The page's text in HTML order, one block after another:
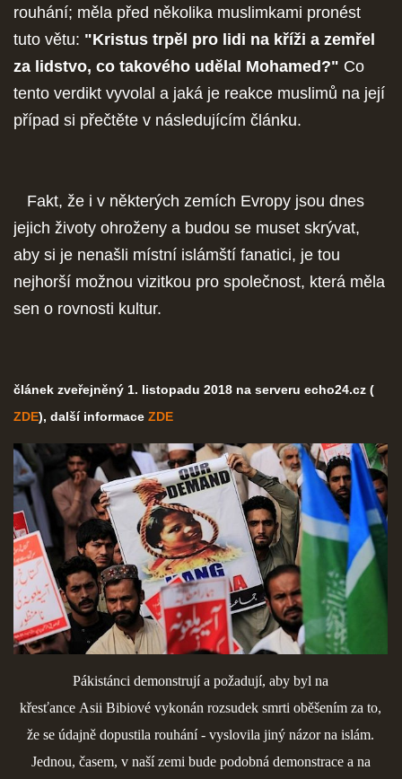
rouhání; měla před několika muslimkami pronést
tuto větu: "Kristus trpěl pro lidi na kříži a zemřel
za lidstvo, co takového udělal Mohamed?" Co
tento verdikt vyvolal a jaká je reakce muslimů na její
případ si přečtěte v následujícím článku.
Fakt, že i v některých zemích Evropy jsou dnes
jejich životy ohroženy a budou se muset skrývat,
aby si je nenašli místní islámští fanatici, je tou
nejhorší možnou vizitkou pro společnost, která měla
sen o rovnosti kultur.
článek zveřejněný 1. listopadu 2018 na serveru echo24.cz (
ZDE), další informace ZDE
Pákistánci demonstrují a požadují, aby byl na
křesťance Asii Bibiové vykonán rozsudek smrti oběšením za to,
že se údajně dopustila rouhání - vyslovila jiný názor na islám.
Jednou, časem, v naší zemi bude podobná demonstrace a na